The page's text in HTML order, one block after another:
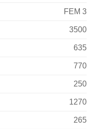
FEM 3
3500
635
770
250
1270
265